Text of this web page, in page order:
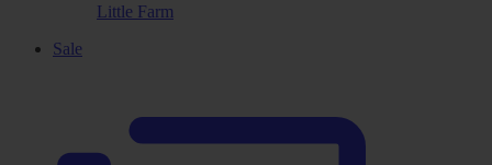
Little Farm
Sale